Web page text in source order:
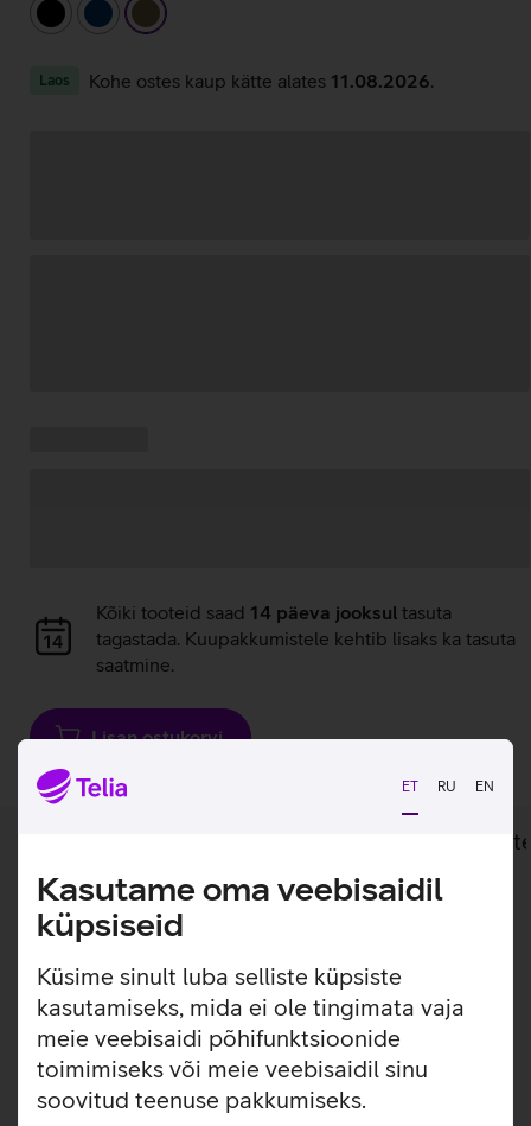
ET RU EN
Kasutame oma veebisaidil
küpsiseid
Küsime sinult luba selliste küpsiste
kasutamiseks, mida ei ole tingimata vaja
meie veebisaidi põhifunktsioonide
toimimiseks või meie veebisaidil sinu
soovitud teenuse pakkumiseks.
must
tumesinine
pruun
Laos Kohe ostes kaup kätte alates 11.08.2026
Andmete
laadimine
Kõiki tooteid saad 14 päeva jooksul tasuta
tagastada. Kuupakkumistele kehtib lisaks ka tasuta
saatmine.
Lisan ostukorvi
Lisainfo
Apple TechWoven ümbris MagSafe’iga ühendab pehme
tekstuuri ja kvaliteetsed detailid. Ümbrisega on võimalik
kasutada Qi või MagSafe juhtmevaba laadimist ilma seda
eemaldamata. Lisaks saab ümbrise tagaküljele mugavalt
kinnitada ka rahatasku.
Valmistatud 100 % taaskasutatud polüestrist, millel on
rikastatud tekstuur — kena välimus ning meeldiv käes